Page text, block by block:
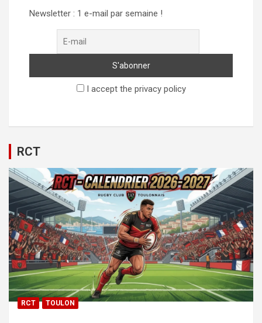
Newsletter : 1 e-mail par semaine !
I accept the privacy policy
RCT
RCT TOULON